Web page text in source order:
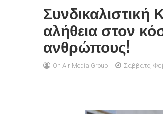
αλήθεια στον
ανθρώπους!
On Air Media Group Σάββατο,